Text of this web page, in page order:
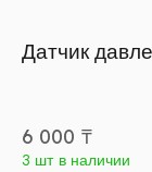
Датчик
6 000 ₸
3 шт в наличии